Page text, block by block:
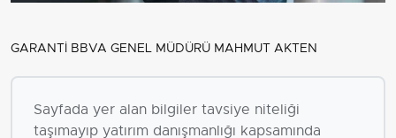
GARANTİ BBVA GENEL MÜDÜRÜ MAHMUT AKTEN
Sayfada yer alan bilgiler tavsiye niteliği
taşımayıp yatırım danışmanlığı kapsamında